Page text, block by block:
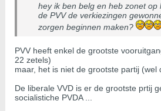
hey ik ben belg en heb zonet op
de PVV de verkiezingen
zorgen beginnen maken?
PVV heeft enkel de grootste
22 zetels)
maar, het is niet de grootste partij (wel
De liberale VVD is er de grootste prtij
socialistiche PVDA ...